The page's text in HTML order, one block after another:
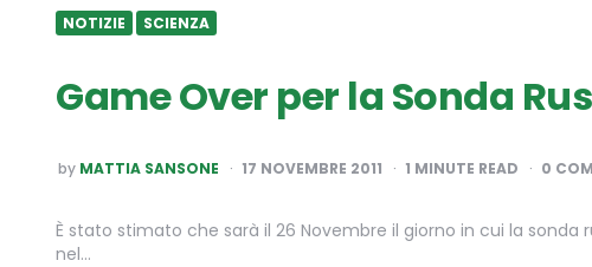
NOTIZIE SCIENZA
Game Over per la Sonda
POSTED
BY
by MATTIA SANSONE 17 NOVEMBRE 2011 1 MINUTE READ 0
È stato stimato che sarà il 26 Novembre il giorno in cui la
nel…